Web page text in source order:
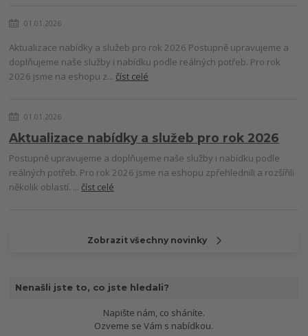
01.01.2026
Aktualizace nabídky a služeb pro rok 2026 Postupně upravujeme a
doplňujeme naše služby i nabídku podle reálných potřeb. Pro rok
2026 jsme na eshopu z... číst celé
01.01.2026
Aktualizace nabídky a služeb pro rok 2026
Postupně upravujeme a doplňujeme naše služby i nabídku podle
reálných potřeb. Pro rok 2026 jsme na eshopu zpřehlednili a rozšířili
několik oblastí. ... číst celé
Zobrazit všechny novinky
Nenašli jste to, co jste hledali?
Napište nám, co sháníte.
Ozveme se Vám s nabídkou.